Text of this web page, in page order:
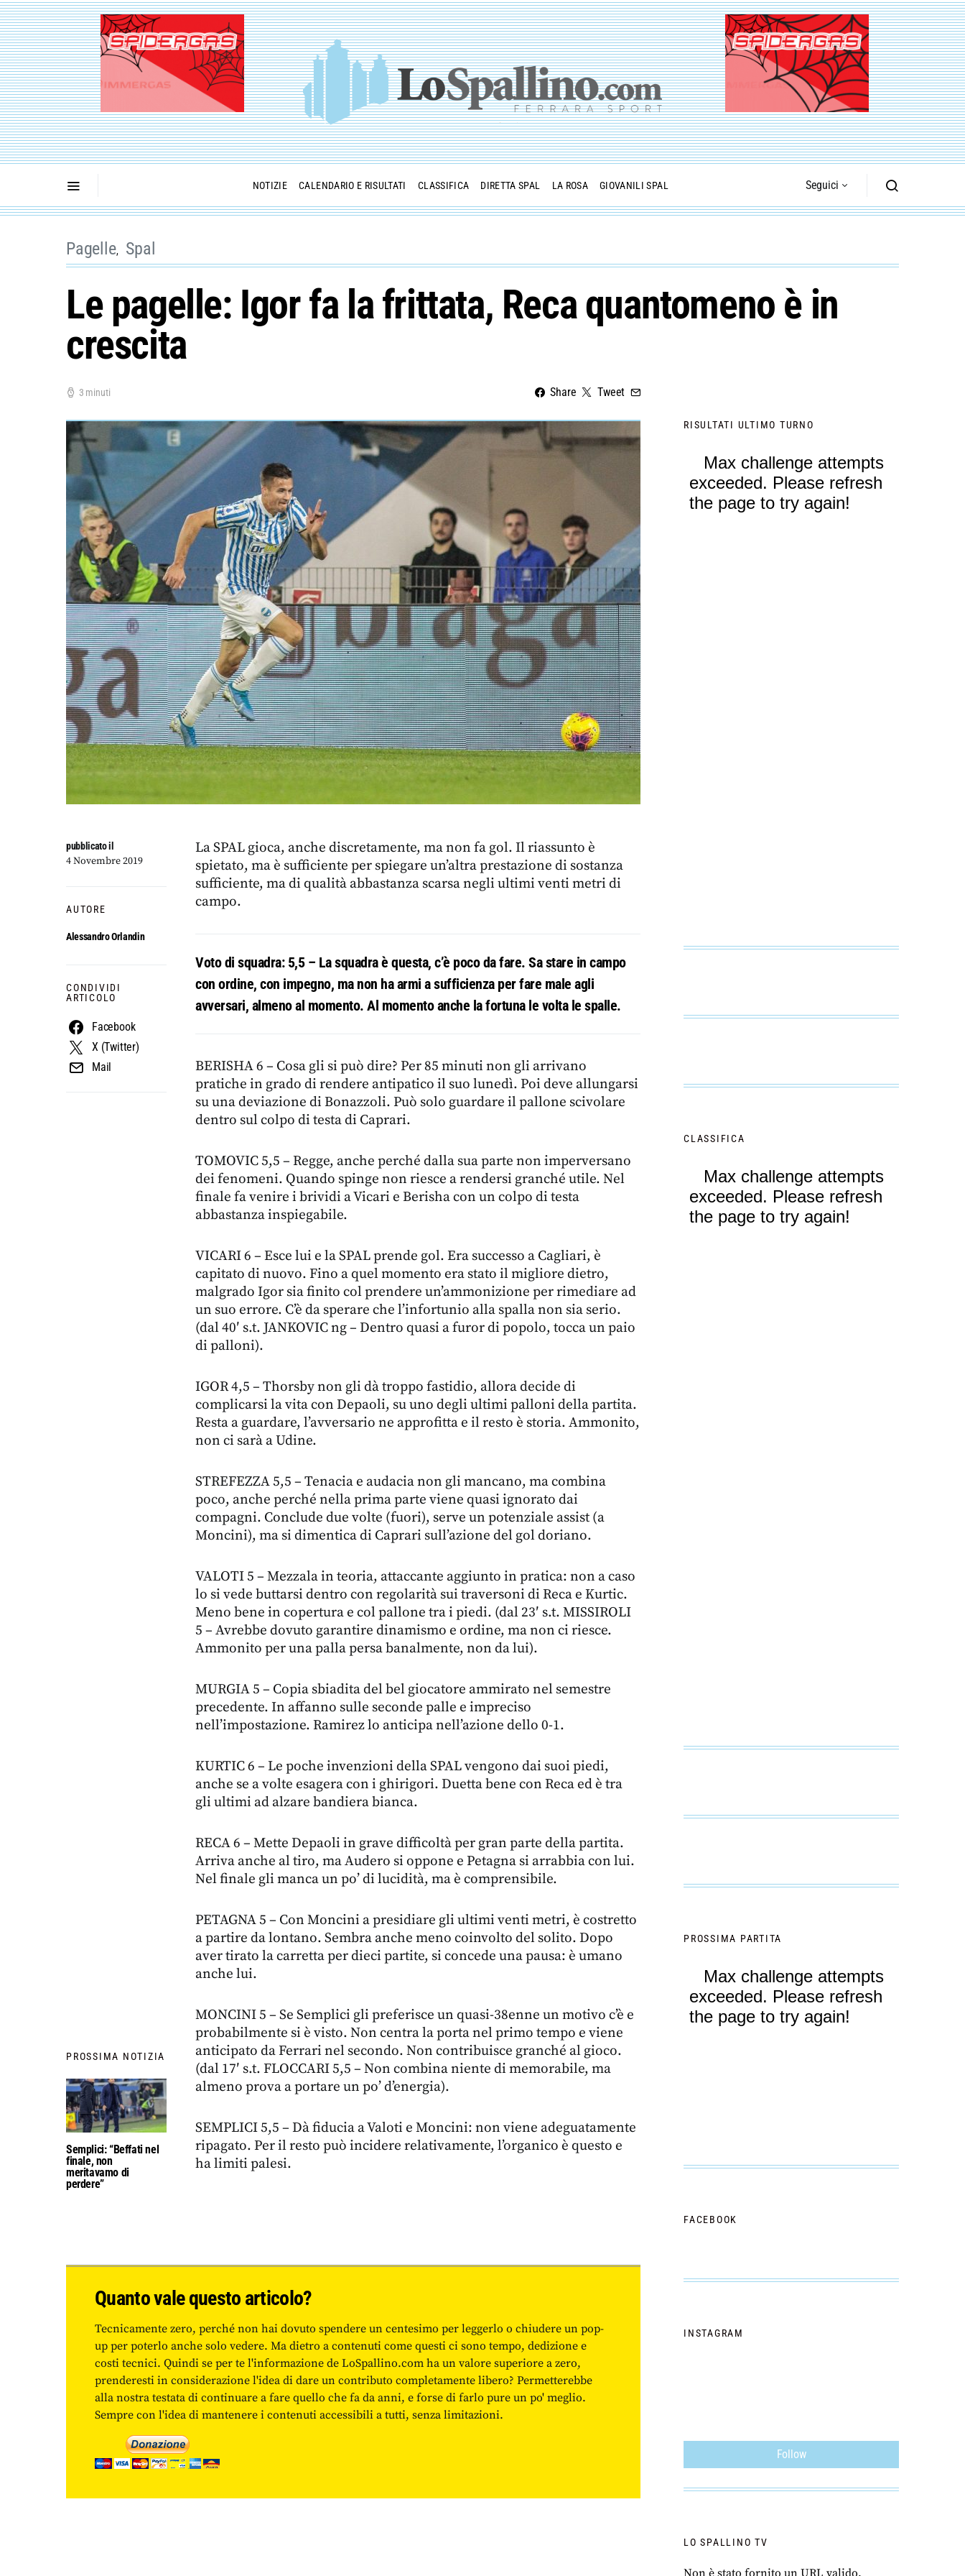
NOTIZIE CALENDARIO E RISULTATI CLASSIFICA DIRETTA SPAL LA ROSA GIOVANILI SPAL Seguici
Pagelle Spal
Le pagelle: Igor fa la frittata, Reca quantomeno è in
crescita
3 minuti Share Tweet
PROSSIMA NOTIZIA
Semplici: “Beffati nel
finale, non
meritavamo di
perdere”
pubblicato il
4 Novembre 2019
AUTORE
Alessandro Orlandin
CONDIVIDI
ARTICOLO
Facebook
X (Twitter)
Mail
La SPAL gioca, anche discretamente, ma non fa gol. Il riassunto è
spietato, ma è sufficiente per spiegare un’altra prestazione di sostanza
sufficiente, ma di qualità abbastanza scarsa negli ultimi venti metri di
campo.
Voto di squadra: 5,5 – La squadra è questa, c’è poco da fare. Sa stare in campo
con ordine, con impegno, ma non ha armi a sufficienza per fare male agli
avversari, almeno al momento. Al momento anche la fortuna le volta le spalle.
BERISHA 6 – Cosa gli si può dire? Per 85 minuti non gli arrivano
pratiche in grado di rendere antipatico il suo lunedì. Poi deve allungarsi
su una deviazione di Bonazzoli. Può solo guardare il pallone scivolare
dentro sul colpo di testa di Caprari.
TOMOVIC 5,5 – Regge, anche perché dalla sua parte non imperversano
dei fenomeni. Quando spinge non riesce a rendersi granché utile. Nel
finale fa venire i brividi a Vicari e Berisha con un colpo di testa
abbastanza inspiegabile.
VICARI 6 – Esce lui e la SPAL prende gol. Era successo a Cagliari, è
capitato di nuovo. Fino a quel momento era stato il migliore dietro,
malgrado Igor sia finito col prendere un’ammonizione per rimediare ad
un suo errore. C’è da sperare che l’infortunio alla spalla non sia serio.
(dal 40′ s.t. JANKOVIC ng – Dentro quasi a furor di popolo, tocca un paio
di palloni).
IGOR 4,5 – Thorsby non gli dà troppo fastidio, allora decide di
complicarsi la vita con Depaoli, su uno degli ultimi palloni della partita.
Resta a guardare, l’avversario ne approfitta e il resto è storia. Ammonito,
non ci sarà a Udine.
STREFEZZA 5,5 – Tenacia e audacia non gli mancano, ma combina
poco, anche perché nella prima parte viene quasi ignorato dai
compagni. Conclude due volte (fuori), serve un potenziale assist (a
Moncini), ma si dimentica di Caprari sull’azione del gol doriano.
VALOTI 5 – Mezzala in teoria, attaccante aggiunto in pratica: non a caso
lo si vede buttarsi dentro con regolarità sui traversoni di Reca e Kurtic.
Meno bene in copertura e col pallone tra i piedi. (dal 23′ s.t. MISSIROLI
5 – Avrebbe dovuto garantire dinamismo e ordine, ma non ci riesce.
Ammonito per una palla persa banalmente, non da lui).
MURGIA 5 – Copia sbiadita del bel giocatore ammirato nel semestre
precedente. In affanno sulle seconde palle e impreciso
nell’impostazione. Ramirez lo anticipa nell’azione dello 0-1.
KURTIC 6 – Le poche invenzioni della SPAL vengono dai suoi piedi,
anche se a volte esagera con i ghirigori. Duetta bene con Reca ed è tra
gli ultimi ad alzare bandiera bianca.
RECA 6 – Mette Depaoli in grave difficoltà per gran parte della partita.
Arriva anche al tiro, ma Audero si oppone e Petagna si arrabbia con lui.
Nel finale gli manca un po’ di lucidità, ma è comprensibile.
PETAGNA 5 – Con Moncini a presidiare gli ultimi venti metri, è costretto
a partire da lontano. Sembra anche meno coinvolto del solito. Dopo
aver tirato la carretta per dieci partite, si concede una pausa: è umano
anche lui.
MONCINI 5 – Se Semplici gli preferisce un quasi-38enne un motivo c’è e
probabilmente si è visto. Non centra la porta nel primo tempo e viene
anticipato da Ferrari nel secondo. Non contribuisce granché al gioco.
(dal 17′ s.t. FLOCCARI 5,5 – Non combina niente di memorabile, ma
almeno prova a portare un po’ d’energia).
SEMPLICI 5,5 – Dà fiducia a Valoti e Moncini: non viene adeguatamente
ripagato. Per il resto può incidere relativamente, l’organico è questo e
ha limiti palesi.
Quanto vale questo articolo?
Tecnicamente zero, perché non hai dovuto spendere un centesimo per leggerlo o chiudere un pop-
up per poterlo anche solo vedere. Ma dietro a contenuti come questi ci sono tempo, dedizione e
costi tecnici. Quindi se per te l'informazione de LoSpallino.com ha un valore superiore a zero,
prenderesti in considerazione l'idea di dare un contributo completamente libero? Permetterebbe
alla nostra testata di continuare a fare quello che fa da anni, e forse di farlo pure un po' meglio.
Sempre con l'idea di mantenere i contenuti accessibili a tutti, senza limitazioni.
RISULTATI ULTIMO TURNO
CLASSIFICA
PROSSIMA PARTITA
FACEBOOK
INSTAGRAM
Follow
LO SPALLINO TV